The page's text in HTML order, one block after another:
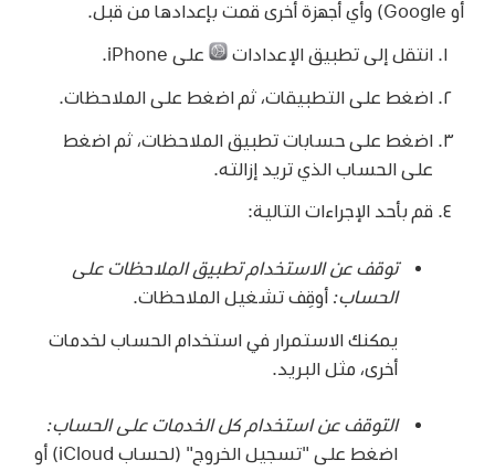
أو Google) وأي أجهزة أخرى قمت بإعدادها من قبل.
انتقل إلى تطبيق الإعدادات على iPhone.
اضغط على التطبيقات، ثم اضغط على الملاحظات.
اضغط على حسابات تطبيق الملاحظات، ثم اضغط
على الحساب الذي تريد إزالته.
قم بأحد الإجراءات التالية:
توقف عن الاستخدام تطبيق الملاحظات على
الحساب: أوقِف تشغيل الملاحظات.
يمكنك الاستمرار في استخدام الحساب لخدمات
أخرى، مثل البريد.
التوقف عن استخدام كل الخدمات على الحساب:
اضغط على "تسجيل الخروج" (لحساب iCloud) أو